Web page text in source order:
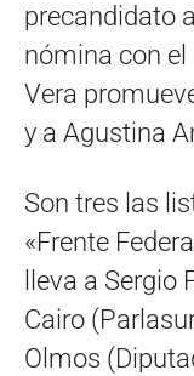
precandidato
nómina con
Vera
y a Agustina
Son tres las
«Frente
lleva a
Cairo
Olmos